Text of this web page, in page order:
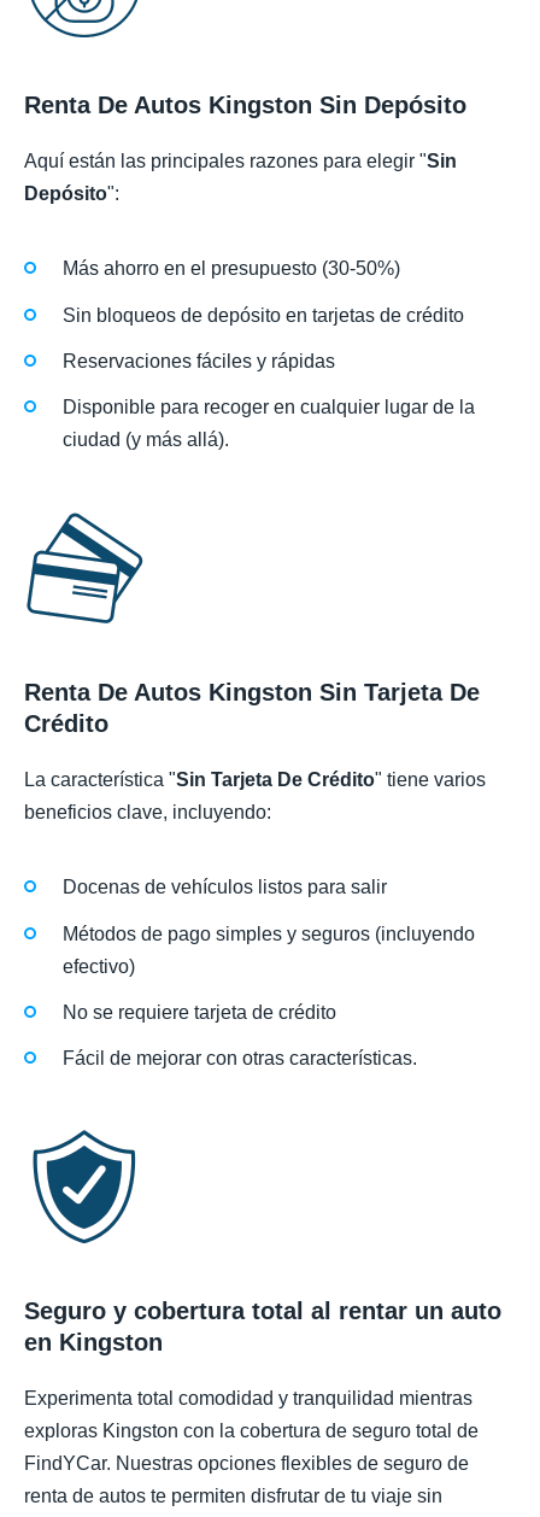
Renta De Autos Kingston Sin Depósito
Aquí están las principales razones para elegir "Sin
Depósito":
Más ahorro en el presupuesto (30-50%)
Sin bloqueos de depósito en tarjetas de crédito
Reservaciones fáciles y rápidas
Disponible para recoger en cualquier lugar de la
ciudad (y más allá).
Renta De Autos Kingston Sin Tarjeta De
Crédito
La característica "Sin Tarjeta De Crédito" tiene varios
beneficios clave, incluyendo:
Docenas de vehículos listos para salir
Métodos de pago simples y seguros (incluyendo
efectivo)
No se requiere tarjeta de crédito
Fácil de mejorar con otras características.
Seguro y cobertura total al rentar un auto
en Kingston
Experimenta total comodidad y tranquilidad mientras
exploras Kingston con la cobertura de seguro total de
FindYCar. Nuestras opciones flexibles de seguro de
renta de autos te permiten disfrutar de tu viaje sin